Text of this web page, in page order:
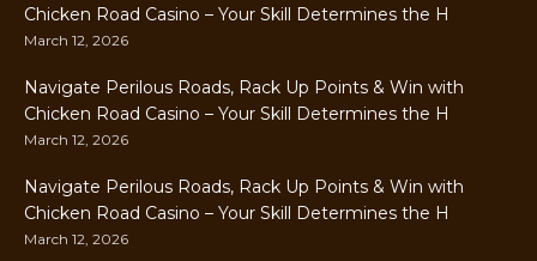
Chicken Road Casino – Your Skill Determines the H
March 12, 2026
Navigate Perilous Roads, Rack Up Points & Win with
Chicken Road Casino – Your Skill Determines the H
March 12, 2026
Navigate Perilous Roads, Rack Up Points & Win with
Chicken Road Casino – Your Skill Determines the H
March 12, 2026